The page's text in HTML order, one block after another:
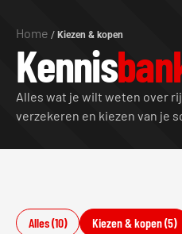
Home / Kiezen & kopen
Kennis
Alles wat je wilt weten over
verzekeren en kiezen van je
Alles (10) Kiezen & kopen (5)